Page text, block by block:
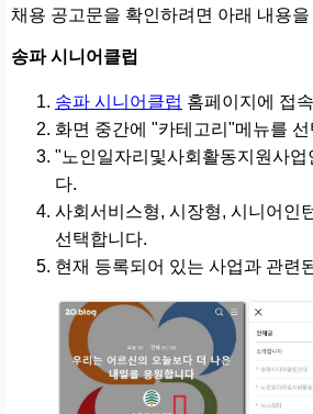
채용 공고문을 확인하려면 아래 내용
송파 시니어클럽
송파 시니어클럽 홈페이지에 접
화면 중간에 "카테고리"메뉴를
"노인일자리및사회활동지원사업
다.
사회서비스형, 시장형, 시니어인
선택합니다.
현재 등록되어 있는 사업과 관련